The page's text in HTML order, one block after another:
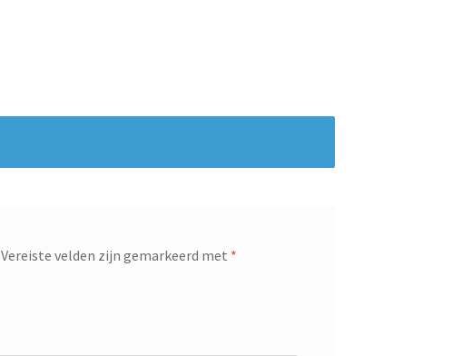
Vereiste velden zijn gemarkeerd met *